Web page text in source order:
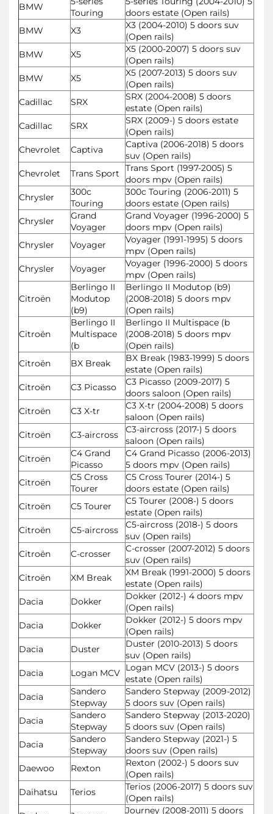
BMW
Touring
doors estate (Open rails)
BMW
X3
X3 (2004-2010) 5 doors suv
(Open rails)
BMW
X5
X5 (2000-2007) 5 doors suv
(Open rails)
BMW
X5
X5 (2007-2013) 5 doors suv
(Open rails)
Cadillac
SRX
SRX (2004-2008) 5 doors
estate (Open rails)
Cadillac
SRX
SRX (2009-) 5 doors estate
(Open rails)
Chevrolet
Captiva
Captiva (2006-2018) 5 doors
suv (Open rails)
Chevrolet
Trans Sport
Trans Sport (1997-2005) 5
doors mpv (Open rails)
Chrysler
300c
Touring
300c Touring (2006-2011) 5
doors estate (Open rails)
Chrysler
Grand
Voyager
Grand Voyager (1996-2000) 5
doors mpv (Open rails)
Chrysler
Voyager
Voyager (1991-1995) 5 doors
mpv (Open rails)
Chrysler
Voyager
Voyager (1996-2000) 5 doors
mpv (Open rails)
Citroën
Berlingo II
Modutop
(b9)
Berlingo II Modutop (b9)
(2008-2018) 5 doors mpv
(Open rails)
Citroën
Berlingo II
Multispace
(b
Berlingo II Multispace (b
(2008-2018) 5 doors mpv
(Open rails)
Citroën
BX Break
BX Break (1983-1999) 5 doors
estate (Open rails)
Citroën
C3 Picasso
C3 Picasso (2009-2017) 5
doors saloon (Open rails)
Citroën
C3 X-tr
C3 X-tr (2004-2008) 5 doors
saloon (Open rails)
Citroën
C3-aircross
C3-aircross (2017-) 5 doors
saloon (Open rails)
Citroën
C4 Grand
Picasso
C4 Grand Picasso (2006-2013)
5 doors mpv (Open rails)
Citroën
C5 Cross
Tourer
C5 Cross Tourer (2014-) 5
doors estate (Open rails)
Citroën
C5 Tourer
C5 Tourer (2008-) 5 doors
estate (Open rails)
Citroën
C5-aircross
C5-aircross (2018-) 5 doors
suv (Open rails)
Citroën
C-crosser
C-crosser (2007-2012) 5 doors
suv (Open rails)
Citroën
XM Break
XM Break (1991-2000) 5 doors
estate (Open rails)
Dacia
Dokker
Dokker (2012-) 4 doors mpv
(Open rails)
Dacia
Dokker
Dokker (2012-) 5 doors mpv
(Open rails)
Dacia
Duster
Duster (2010-2013) 5 doors
suv (Open rails)
Dacia
Logan MCV Logan MCV (2013-) 5 doors
estate (Open rails)
Dacia
Sandero
Stepway
Sandero Stepway (2009-2012)
5 doors suv (Open rails)
Dacia
Sandero
Stepway
Sandero Stepway (2013-2020)
5 doors suv (Open rails)
Dacia
Sandero
Stepway
Sandero Stepway (2021-) 5
doors suv (Open rails)
Daewoo
Rexton
Rexton (2002-) 5 doors suv
(Open rails)
Daihatsu
Terios
Terios (2006-2017) 5 doors suv
(Open rails)
Journey (2008-2011) 5 doors